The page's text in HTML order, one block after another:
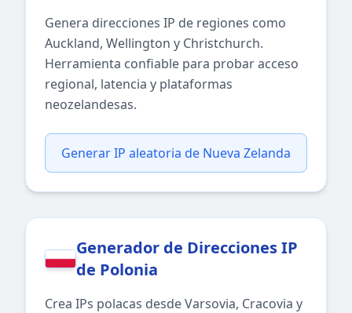
Genera direcciones IP de regiones como
Auckland, Wellington y Christchurch.
Herramienta confiable para probar acceso
regional, latencia y plataformas
neozelandesas.
Generar IP aleatoria de Nueva Zelanda
Generador de Direcciones IP
de Polonia
Crea IPs polacas desde Varsovia, Cracovia y